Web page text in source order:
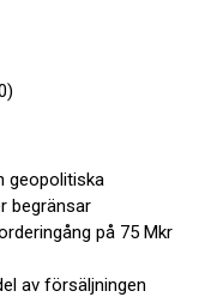
geopolitiska
begränsar
på 75 Mkr
av försäljningen